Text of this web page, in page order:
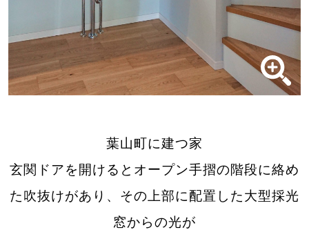
葉山町に建つ家
玄関ドアを開けるとオープン手摺の階段に絡め
た吹抜けがあり、その上部に配置した大型採光
窓からの光が